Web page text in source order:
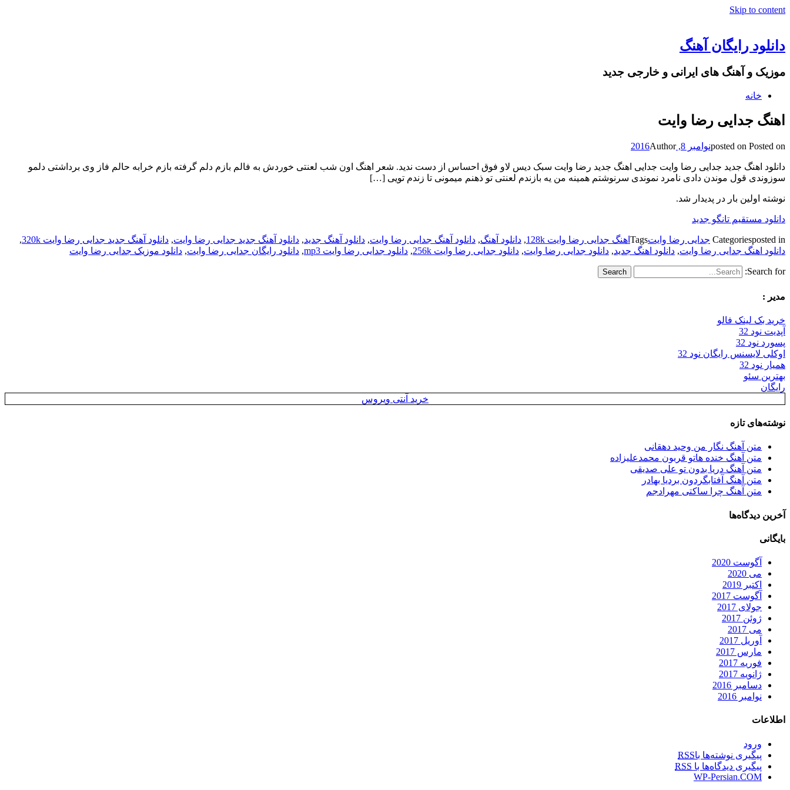
Skip to content
دانلود رایگان آهنگ
موزیک و آهنگ های ایرانی و خارجی جدید
خانه
اهنگ جدایی رضا وایت
posted on Posted on نوامبر 8, 2016 Author
دانلود اهنگ جدید جدایی رضا وایت جدایی اهنگ جدید رضا وایت سبک دیس لاو فوق احساس از دست ندید. شعر اهنگ اون شب لعنتی خوردش به فالم بازم دلم گرفته بازم خرابه حالم فاز وی برداشتی دلمو
سوزوندی قول موندن دادی نامرد نموندی سرنوشتم همینه من یه بازندم لعنتی تو ذهنم میمونی تا زندم تویی […]
نوشته اولین بار در پدیدار شد.
دانلود مستقیم تانگو جدید
Categoriesposted in جدایی رضا وایتTags اهنگ جدایی رضا وایت 128k , دانلود آهنگ, دانلود آهنگ جدایی رضا وایت, دانلود آهنگ جدید, دانلود آهنگ جدید جدایی رضا وایت, دانلود آهنگ جدید جدایی رضا وایت 320k
,
دانلود اهنگ جدایی رضا وایت, دانلود اهنگ جدید, دانلود جدایی رضا وایت, دانلود جدایی رضا وایت 256k , دانلود جدایی رضا وایت mp3 , دانلود رایگان جدایی رضا وایت, دانلود موزیک جدایی رضا وایت
Search for:
مدیر :
خرید بک لینک فالو
آپدیت نود 32
پسورد نود 32
اوکلی لایسنس رایگان نود 32
همیار نود 32
بهترین سئو
رایگان
خرید آنتی ویروس
نوشته‌های تازه
متن آهنگ نگار من وحید دهقانی
متن آهنگ خنده هاتو قربون محمدعلیزاده
متن آهنگ دریا بدون تو علی صدیقی
متن آهنگ آفتابگردون بردیا بهادر
متن آهنگ چرا ساکتی مهرادجم
آخرین دیدگاه‌ها
بایگانی
آگوست 2020
می 2020
اکتبر 2019
آگوست 2017
جولای 2017
ژوئن 2017
می 2017
آوریل 2017
مارس 2017
فوریه 2017
ژانویه 2017
دسامبر 2016
نوامبر 2016
اطلاعات
ورود
پیگیری نوشته‌ها باRSS
پیگیری دیدگاه‌ها با RSS
WP-Persian.COM